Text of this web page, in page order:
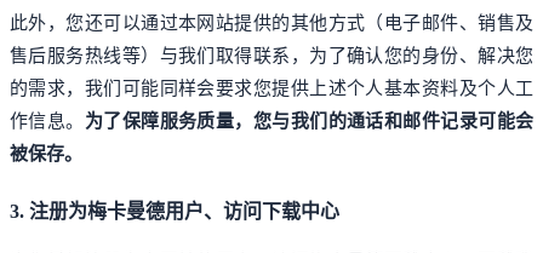
此外，您还可以通过本网站提供的其他方式（电子邮件、销售及
售后服务热线等）与我们取得联系，为了确认您的身份、解决您
的需求，我们可能同样会要求您提供上述个人基本资料及个人工
作信息。 为了保障服务质量，您与我们的通话和邮件记录可能会
被保存。
3. 注册为梅卡曼德用户、访问下载中心